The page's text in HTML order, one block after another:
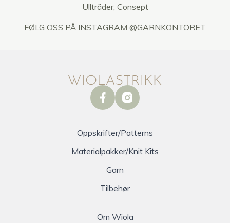
Ulltråder, Consept
FØLG OSS PÅ INSTAGRAM @GARNKONTORET
facebookinstagram
Oppskrifter/Patterns
Materialpakker/Knit Kits
Garn
Tilbehør
Om Wiola